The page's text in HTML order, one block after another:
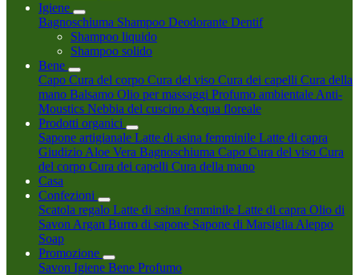
Igiene
Bagnoschiuma Shampoo Deodorante Dentif
Shampoo liquido
Shampoo solido
Bene
Capo Cura del corpo Cura del viso Cura dei capelli Cura della
mano Balsamo Olio per massaggi Profumo ambientale Anti-
Moustics Nebbia del cuscino Acqua floreale
Prodotti organici
Sapone artigianale Latte di asina femminile Latte di capra
Giudizio Aloe Vera Bagnoschiuma Capo Cura del viso Cura
del corpo Cura dei capelli Cura della mano
Casa
Confezioni
Scatola regalo Latte di asina femminile Latte di capra Olio di
Savon Argan Burro di sapone Sapone di Marsiglia Aleppo
Soap
Promozione
Savon Igiene Bene Profumo